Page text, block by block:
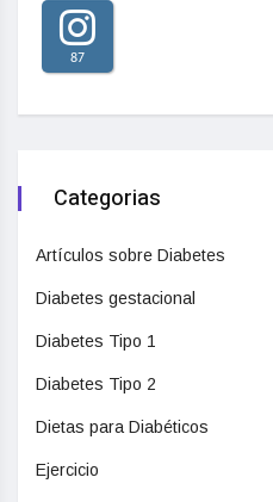
87
Categorias
Artículos sobre Diabetes
Diabetes gestacional
Diabetes Tipo 1
Diabetes Tipo 2
Dietas para Diabéticos
Ejercicio